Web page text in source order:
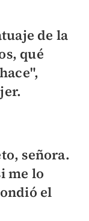
de la
qué
señora.
me lo
el